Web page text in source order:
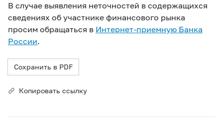
В случае выявления неточностей в содержащихся
сведениях об участнике финансового рынка
просим обращаться в Интернет-приемную Банка
России.
Сохранить в PDF
Копировать ссылку